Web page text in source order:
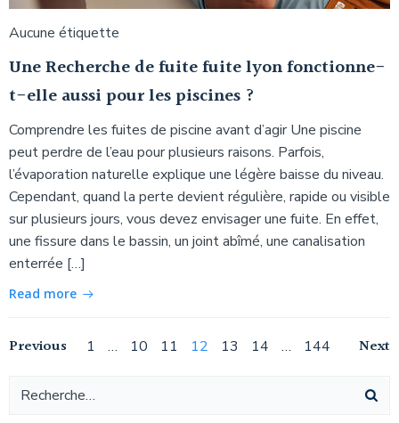
Aucune étiquette
Une Recherche de fuite fuite lyon fonctionne-
t-elle aussi pour les piscines ?
Comprendre les fuites de piscine avant d’agir Une piscine
peut perdre de l’eau pour plusieurs raisons. Parfois,
l’évaporation naturelle explique une légère baisse du niveau.
Cependant, quand la perte devient régulière, rapide ou visible
sur plusieurs jours, vous devez envisager une fuite. En effet,
une fissure dans le bassin, un joint abîmé, une canalisation
enterrée […]
Read more
Navigation
des
Previous Navigation
des
Page
1 … Page
10 Page
11 Page
12 Page
13 Page
14 … Page
144 Next